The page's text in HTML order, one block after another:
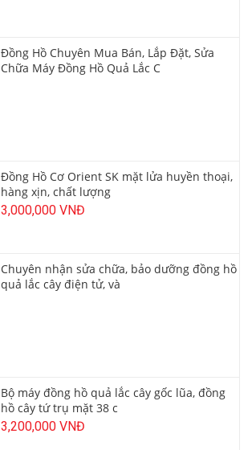
Đồng Hồ Chuyên Mua Bán, Lắp Đặt, Sửa
Chữa Máy Đồng Hồ Quả Lắc C
Đồng Hồ Cơ Orient SK mặt lửa huyền thoại,
hàng xịn, chất lượng
3,000,000 VNĐ
Chuyên nhận sửa chữa, bảo dưỡng đồng hồ
quả lắc cây điện tử, và
Bộ máy đồng hồ quả lắc cây gốc lũa, đồng
hồ cây tứ trụ mặt 38 c
3,200,000 VNĐ